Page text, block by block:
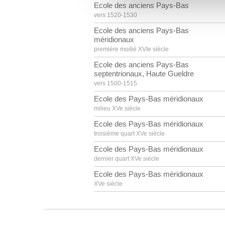
vous leur avez fournies ou
Ecole des anciens Pays-Bas
vers 1520-1530
Ecole des anciens Pays-Bas
méridionaux
première moitié XVIe siècle
Ecole des anciens Pays-Bas
septentrionaux, Haute Gueldre
vers 1500-1515
Ecole des Pays-Bas méridionaux
milieu XVe siècle
Ecole des Pays-Bas méridionaux
troisième quart XVe siècle
Ecole des Pays-Bas méridionaux
dernier quart XVe siècle
Ecole des Pays-Bas méridionaux
XVe siècle
fin XVe - début XVIe siècle